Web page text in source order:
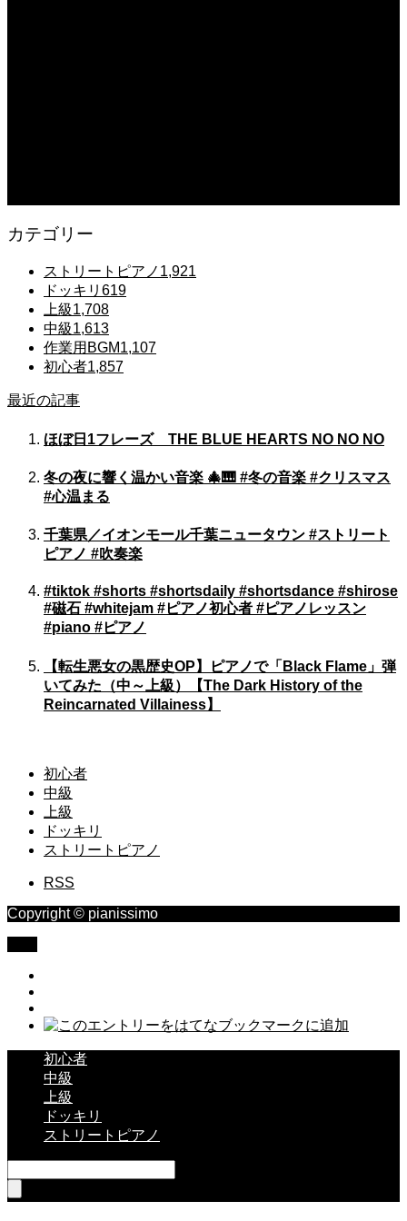
カテゴリー
ストリートピアノ 1,921
ドッキリ 619
上級1,708
中級1,613
作業用BGM1,107
初心者1,857
最近の記事
ほぼ日1フレーズ THE BLUE HEARTS NO NO NO
冬の夜に響く温かい音楽 🎄🎹 #冬の音楽 #クリスマス
#心温まる
千葉県／イオンモール千葉ニュータウン #ストリート
ピアノ #吹奏楽
#tiktok #shorts #shortsdaily #shortsdance #shirose
#磁石 #whitejam #ピアノ初心者 #ピアノレッスン
#piano #ピアノ
【転生悪女の黒歴史OP】ピアノで「Black Flame」弾
いてみた（中～上級）【The Dark History of the
Reincarnated Villainess】
初心者
中級
上級
ドッキリ
ストリートピアノ
RSS
Copyright © pianissimo
初心者
中級
上級
ドッキリ
ストリートピアノ